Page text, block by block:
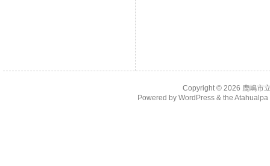
Copyright © 2026 鹿嶋市
Powered by WordPress& the Atahualpa